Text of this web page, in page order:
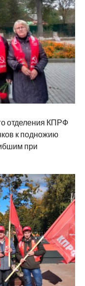
отделения КПРФ
к подножию
при